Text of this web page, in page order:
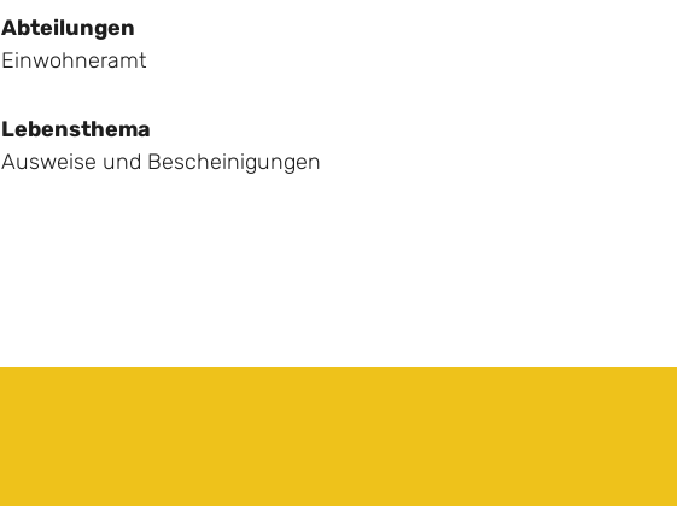
Abteilungen
Einwohneramt
Lebensthema
Ausweise und Bescheinigungen